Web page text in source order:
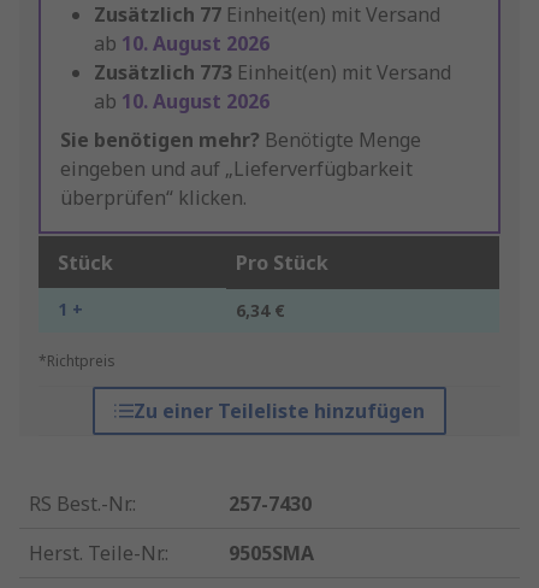
Zusätzlich 77 Einheit(en) mit Versand
ab 10. August 2026
Zusätzlich 773 Einheit(en) mit Versand
ab 10. August 2026
Sie benötigen mehr? Benötigte Menge
eingeben und auf „Lieferverfügbarkeit
überprüfen“ klicken.
Stück Pro Stück
1 + 6,34 €
*Richtpreis
Zu einer Teileliste hinzufügen
RS Best.-Nr.:
257-7430
Herst. Teile-Nr.:
9505SMA